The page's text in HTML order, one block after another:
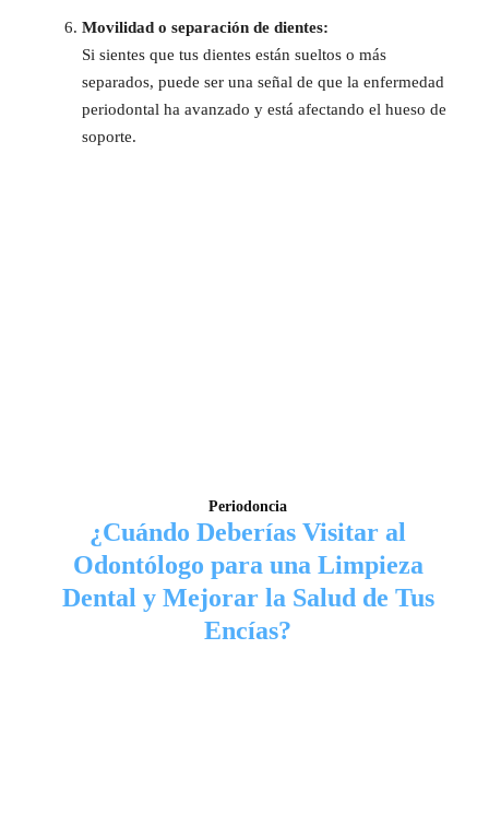
Movilidad o separación de dientes:
Si sientes que tus dientes están sueltos o más
separados, puede ser una señal de que la enfermedad
periodontal ha avanzado y está afectando el hueso de
soporte.
Periodoncia
¿Cuándo Deberías Visitar al
Odontólogo para una Limpieza
Dental y Mejorar la Salud de Tus
Encías?